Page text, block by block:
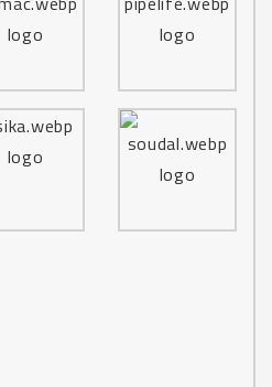
M316
M317
M318